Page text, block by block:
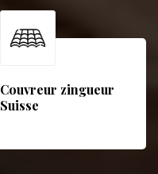
Couvreur zingueur
Suisse